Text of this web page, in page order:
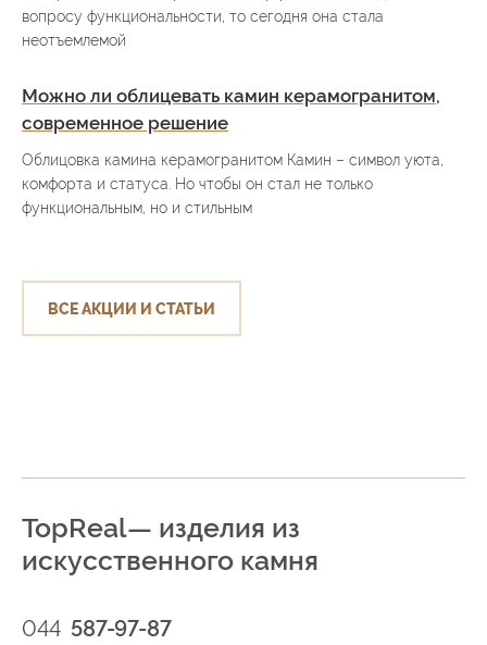
вопросу функциональности, то сегодня она стала
неотъемлемой
Можно ли облицевать камин керамогранитом,
современное решение
Облицовка камина керамогранитом Камин – символ уюта,
комфорта и статуса. Но чтобы он стал не только
функциональным, но и стильным
ВСЕ АКЦИИ И СТАТЬИ
TopReal— изделия из
искусственного камня
044 587-97-87